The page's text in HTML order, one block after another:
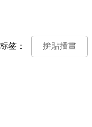
标签： 拚貼插畫